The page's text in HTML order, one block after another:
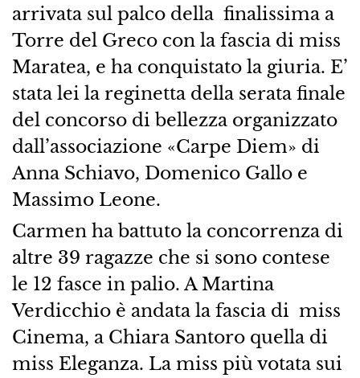
arrivata sul palco della finalissima a
Torre del Greco con la fascia di miss
Maratea, e ha conquistato la giuria. E’
stata lei la reginetta della serata finale
del concorso di bellezza organizzato
dall’associazione «Carpe Diem» di
Anna Schiavo, Domenico Gallo e
Massimo Leone.
Carmen ha battuto la concorrenza di
altre 39 ragazze che si sono contese
le 12 fasce in palio. A Martina
Verdicchio è andata la fascia di miss
Cinema, a Chiara Santoro quella di
miss Eleganza. La miss più votata sui